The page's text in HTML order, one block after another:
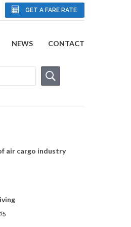
GET A FARE RATE
NEWS CONTACT
air cargo industry